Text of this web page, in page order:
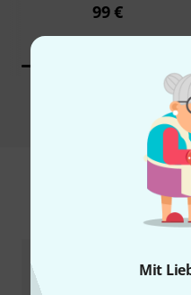
Mit
99 €
Zubehör &